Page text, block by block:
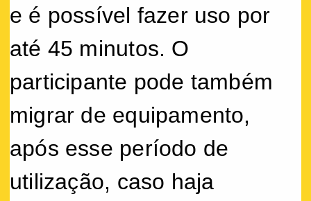
e é possível fazer uso por
até 45 minutos. O
participante pode também
migrar de equipamento,
após esse período de
utilização, caso haja